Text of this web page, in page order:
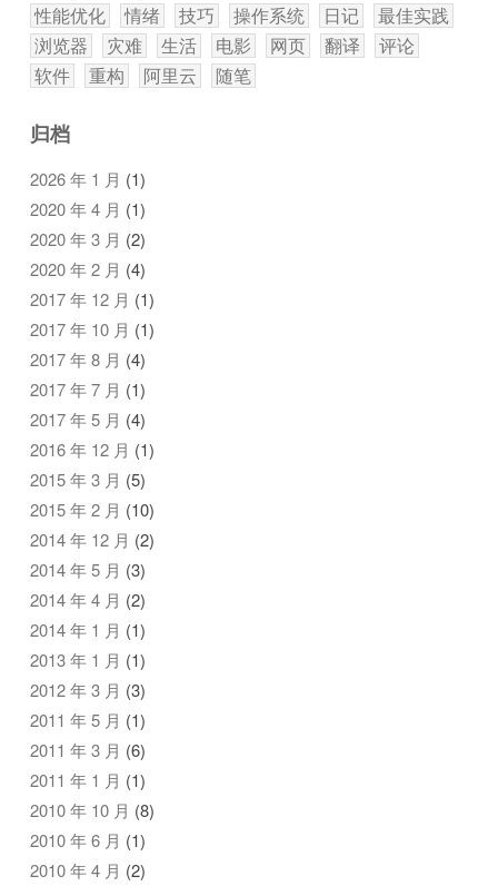
性能优化
情绪 技巧 操作系统 日记
最佳实践
浏览器
灾难 生活 电影 网页 翻译
评论
软件
重构 阿里云 随笔
归档
2026 年 1 月 (1)
2020 年 4 月 (1)
2020 年 3 月 (2)
2020 年 2 月 (4)
2017 年 12 月 (1)
2017 年 10 月 (1)
2017 年 8 月 (4)
2017 年 7 月 (1)
2017 年 5 月 (4)
2016 年 12 月 (1)
2015 年 3 月 (5)
2015 年 2 月 (10)
2014 年 12 月 (2)
2014 年 5 月 (3)
2014 年 4 月 (2)
2014 年 1 月 (1)
2013 年 1 月 (1)
2012 年 3 月 (3)
2011 年 5 月 (1)
2011 年 3 月 (6)
2011 年 1 月 (1)
2010 年 10 月 (8)
2010 年 6 月 (1)
2010 年 4 月 (2)